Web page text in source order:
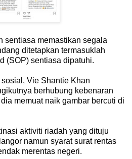
sentiasa memastikan segala
ditetapkan termasuklah
(SOP) sentiasa dipatuhi.
Vie Shantie Khan
berhubung kebenaran
memuat naik gambar bercuti di
aktiviti riadah yang dituju
namun syarat surat rentas
merentas negeri.